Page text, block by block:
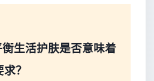
衡生活护肤是否意味着
？